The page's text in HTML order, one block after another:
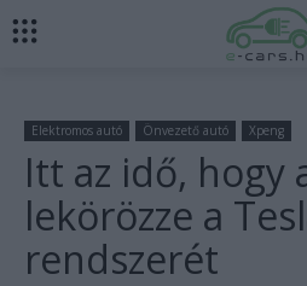
Elektromos autó Önvezető autó Xpeng
Itt az idő, hogy
lekörözze a
rendszerét